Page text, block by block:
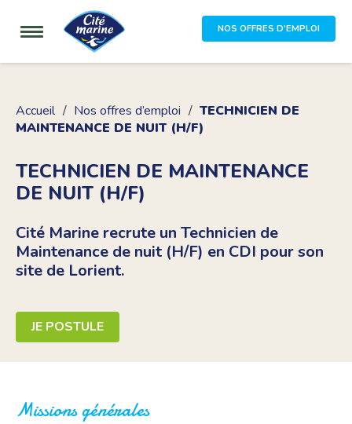
NOS OFFRES D'EMPLOI
Accueil Nos offres d’emploi
TECHNICIEN DE
MAINTENANCE DE NUIT (H/F)
TECHNICIEN DE MAINTENANCE
DE NUIT (H/F)
Cité Marine recrute un Technicien de
Maintenance de nuit (H/F) en CDI pour son
site de Lorient.
JE POSTULE
Missions générales